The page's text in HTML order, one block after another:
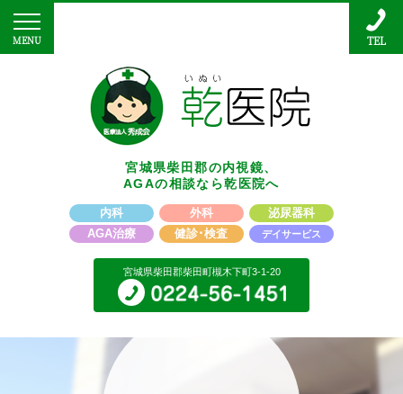
宮城県柴田郡の内視鏡、
AGAの相談なら乾医院へ
内科 外科
泌尿器科
AGA治療
健診･検査 デイサービス
宮城県柴田郡柴田町槻木下町3-1-20